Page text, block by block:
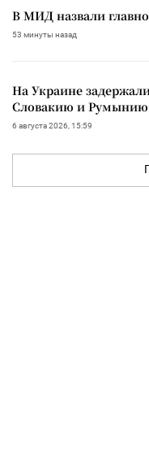
В МИД назвали
53 минуты назад
На Украине
Словакию и
6 августа 2026, 15:59